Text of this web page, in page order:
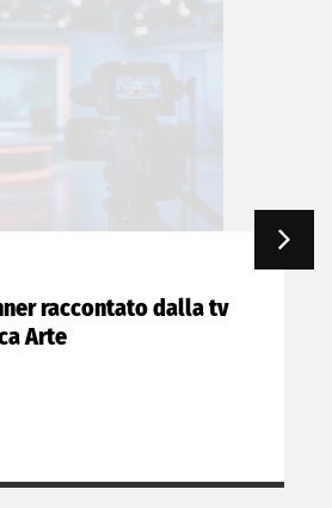
raccontato dalla tv
Arte